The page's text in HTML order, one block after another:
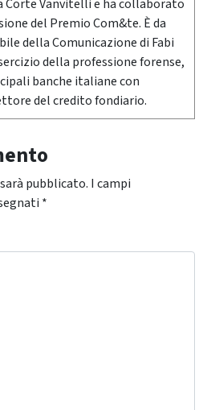
Corte Vanvitelli e ha collaborato
del Premio Com&te. È da
della Comunicazione di Fabi
della professione forense,
banche italiane con
del credito fondiario.
pubblicato. I campi
*